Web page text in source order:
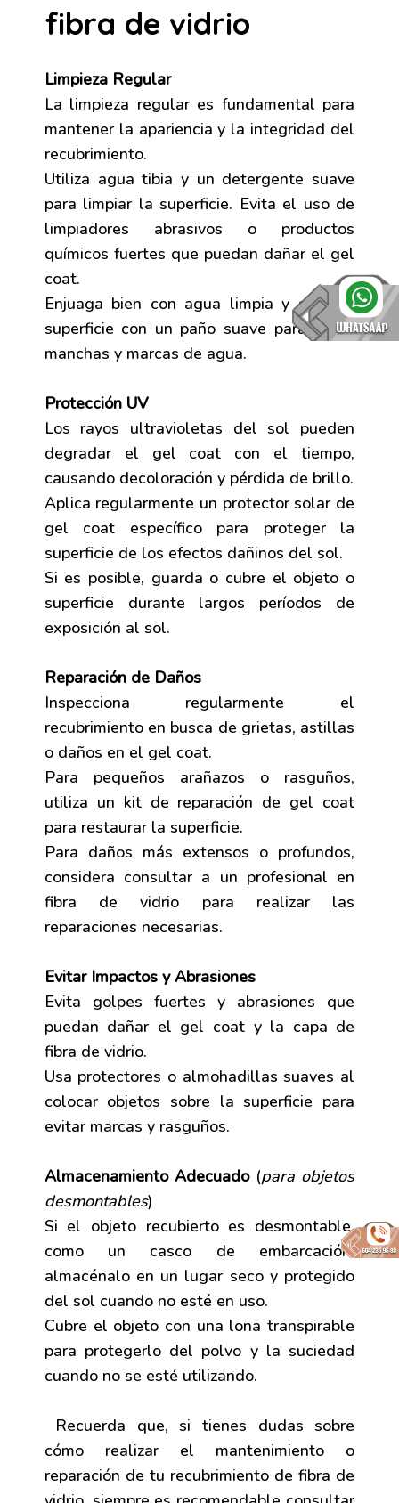
fibra de vidrio
Limpieza Regular
La limpieza regular es fundamental para
mantener la apariencia y la integridad del
recubrimiento.
Utiliza agua tibia y un detergente suave
para limpiar la superficie. Evita el uso de
limpiadores abrasivos o productos
químicos fuertes que puedan dañar el gel
coat.
Enjuaga bien con agua limpia y seca la
superficie con un paño suave para evitar
manchas y marcas de agua.
Protección UV
Los rayos ultravioletas del sol pueden
degradar el gel coat con el tiempo,
causando decoloración y pérdida de brillo.
Aplica regularmente un protector solar de
gel coat específico para proteger la
superficie de los efectos dañinos del sol.
Si es posible, guarda o cubre el objeto o
superficie durante largos períodos de
exposición al sol.
Reparación de Daños
Inspecciona regularmente el
recubrimiento en busca de grietas, astillas
o daños en el gel coat.
Para pequeños arañazos o rasguños,
utiliza un kit de reparación de gel coat
para restaurar la superficie.
Para daños más extensos o profundos,
considera consultar a un profesional en
fibra de vidrio para realizar las
reparaciones necesarias.
Evitar Impactos y Abrasiones
Evita golpes fuertes y abrasiones que
puedan dañar el gel coat y la capa de
fibra de vidrio.
Usa protectores o almohadillas suaves al
colocar objetos sobre la superficie para
evitar marcas y rasguños.
Almacenamiento Adecuado(para objetos
desmontables)
Si el objeto recubierto es desmontable,
como un casco de embarcación,
almacénalo en un lugar seco y protegido
del sol cuando no esté en uso.
Cubre el objeto con una lona transpirable
para protegerlo del polvo y la suciedad
cuando no se esté utilizando.
Recuerda que, si tienes dudas sobre
cómo realizar el mantenimiento o
reparación de tu recubrimiento de fibra de